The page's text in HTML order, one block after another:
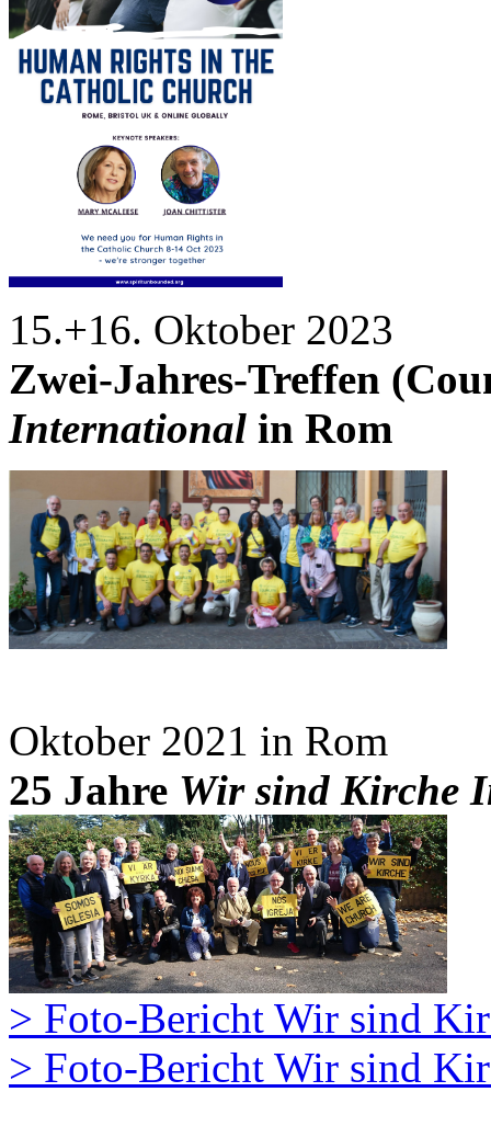
15.+16. Oktober 2023
Zwei-Jahres-Treffen
International in Rom
Oktober 2021 in Rom
25 Jahre Wir sind Kirche
> Foto-Bericht Wir sind
> Foto-Bericht Wir sind